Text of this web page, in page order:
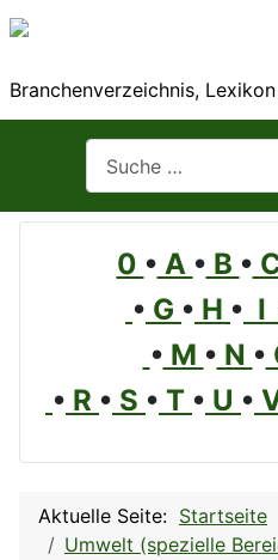
Branchenverzeichnis,
0 • A • B •
• G • H • I
• M • N •
• R • S • T • U •
Aktuelle Seite: Startseite
Umwelt (spezielle